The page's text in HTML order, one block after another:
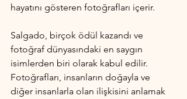
hayatını gösteren fotoğrafları içerir.
Salgado, birçok ödül kazandı ve
fotoğraf dünyasındaki en saygın
isimlerden biri olarak kabul edilir.
Fotoğrafları, insanların doğayla ve
diğer insanlarla olan ilişkisini anlamak